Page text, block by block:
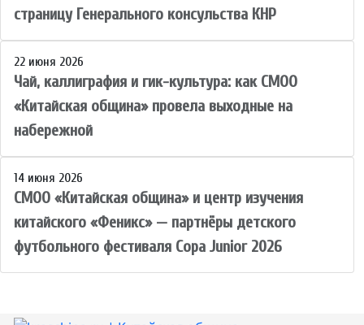
страницу Генерального консульства КНР
22 июня 2026
Чай, каллиграфия и гик-культура: как СМОО
«Китайская община» провела выходные на
набережной
14 июня 2026
СМОО «Китайская община» и центр изучения
китайского «Феникс» — партнёры детского
футбольного фестиваля Copa Junior 2026